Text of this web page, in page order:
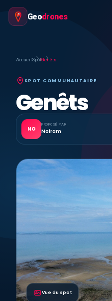
Geodrones
Accueil SpotGenêts
SPOT COMMUNAUTAIRE
Genêts
NO
PROPOSÉ PAR
Noiram
Vue du spot